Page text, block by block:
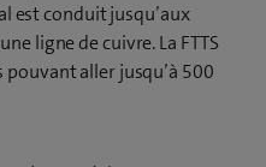
est conduit jusqu’aux
ligne de cuivre. La FTTS
aller jusqu’à 500